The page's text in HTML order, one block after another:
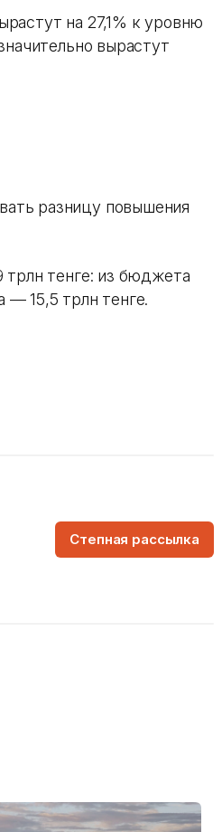
на 27,1% к уровню
вырастут
разницу повышения
трлн тенге: из бюджета
15,5 трлн тенге.
Степная рассылка